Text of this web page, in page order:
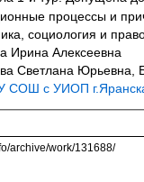
процессы и
социология и
Ирина Алексеевна
Светлана Юрьевна,
СОШ с УИОП г.Яранска
archive/work/131688/